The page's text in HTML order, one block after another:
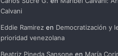
Calvani
Eddie Ramirezen Democratización y
prioridad venezolana
Beatriz Pineda Sansone en María